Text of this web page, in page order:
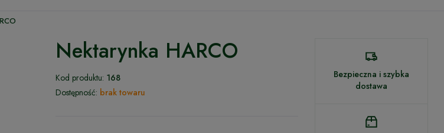
Nektarynka HARCO
Kod produktu: 168
Dostępność: brak towaru
Bezpieczna i szybka
dostawa